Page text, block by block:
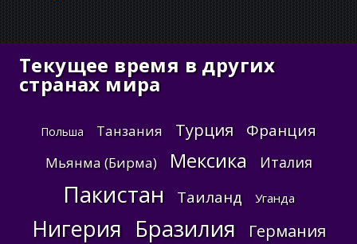
Текущее время в других
странах мира
Польша Танзания Турция Франция
Мьянма (Бирма) Мексика Италия
Пакистан Таиланд Уганда
Нигерия Бразилия Германия